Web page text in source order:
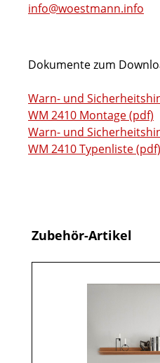
info@woestmann.info
Dokumente zum
Warn- und
WM 2410 Montage (pdf)
Warn- und
WM 2410 Typenliste (pdf)
Produktgalerie
Zubehör-Artikel